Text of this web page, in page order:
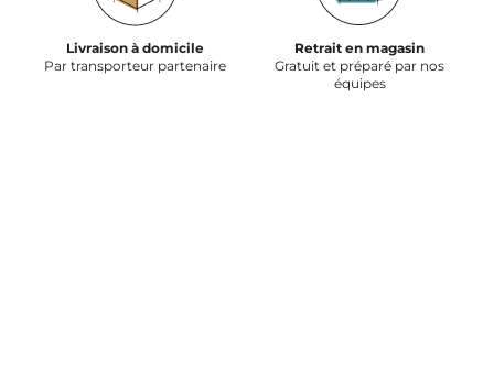
Livraison à domicile
Par transporteur partenaire
Retrait en magasin
Gratuit et préparé par nos
équipes